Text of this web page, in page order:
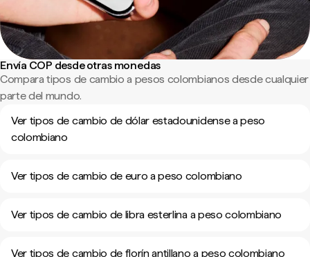
Envía COP desde otras monedas
Compara tipos de cambio a pesos colombianos desde cualquier
parte del mundo.
Ver tipos de cambio de dólar estadounidense a peso
colombiano
Ver tipos de cambio de euro a peso colombiano
Ver tipos de cambio de libra esterlina a peso colombiano
Ver tipos de cambio de florín antillano a peso colombiano